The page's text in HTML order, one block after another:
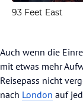
93 Feet East
Auch wenn die
mit etwas mehr
Reisepass nicht
nach London auf